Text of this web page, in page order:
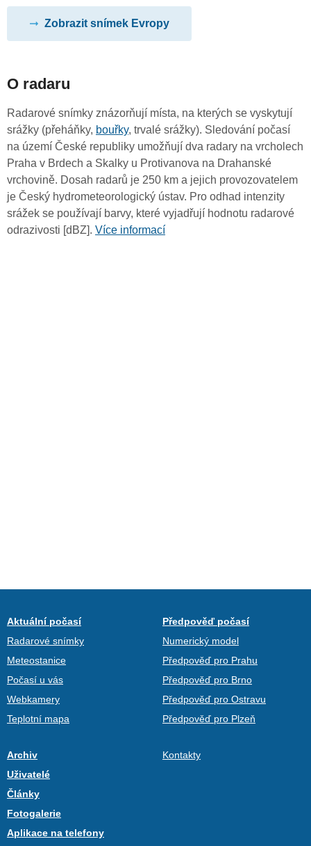
Zobrazit snímek Evropy
O radaru
Radarové snímky znázorňují místa, na kterých se vyskytují
srážky (přeháňky, bouřky, trvalé srážky). Sledování počasí
na území České republiky umožňují dva radary na vrcholech
Praha v Brdech a Skalky u Protivanova na Drahanské
vrchovině. Dosah radarů je 250 km a jejich provozovatelem
je Český hydrometeorologický ústav. Pro odhad intenzity
srážek se používají barvy, které vyjadřují hodnotu radarové
odrazivosti [dBZ]. Více informací
Aktuální počasí
Radarové snímky
Meteostanice
Počasí u vás
Webkamery
Teplotní mapa
Předpověď počasí
Numerický model
Předpověď pro Prahu
Předpověď pro Brno
Předpověď pro Ostravu
Předpověď pro Plzeň
Archiv
Uživatelé
Články
Fotogalerie
Aplikace na telefony
Kontakty